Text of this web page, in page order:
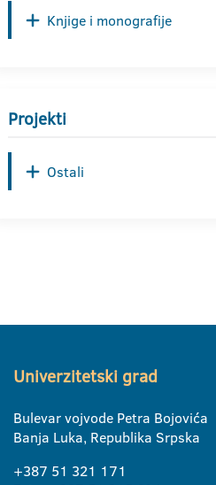
Knjige i monografije
Projekti
Ostali
Univerzitetski grad
Bulevar vojvode Petra Bojovića
Banja Luka, Republika Srpska
+387 51 321 171